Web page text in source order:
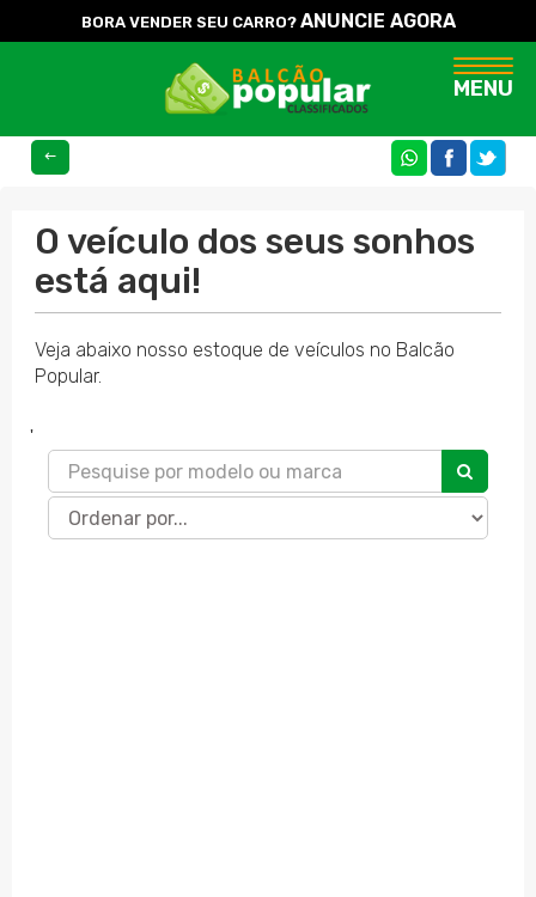
BORA VENDER SEU CARRO? ANUNCIE AGORA
MENU
O veículo dos seus sonhos
está aqui!
Veja abaixo nosso estoque de veículos no Balcão
Popular.
'